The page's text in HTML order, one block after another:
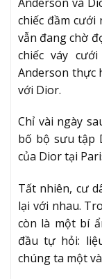
chiếc đầm cưới
vẫn đang chờ
chiếc váy
Anderson thực
với Dior.
Chỉ vài ngày
bố bộ sưu tập
của Dior tại
Tất nhiên, cư
lại với nhau.
còn là một bí
đầu tự hỏi:
chúng ta một